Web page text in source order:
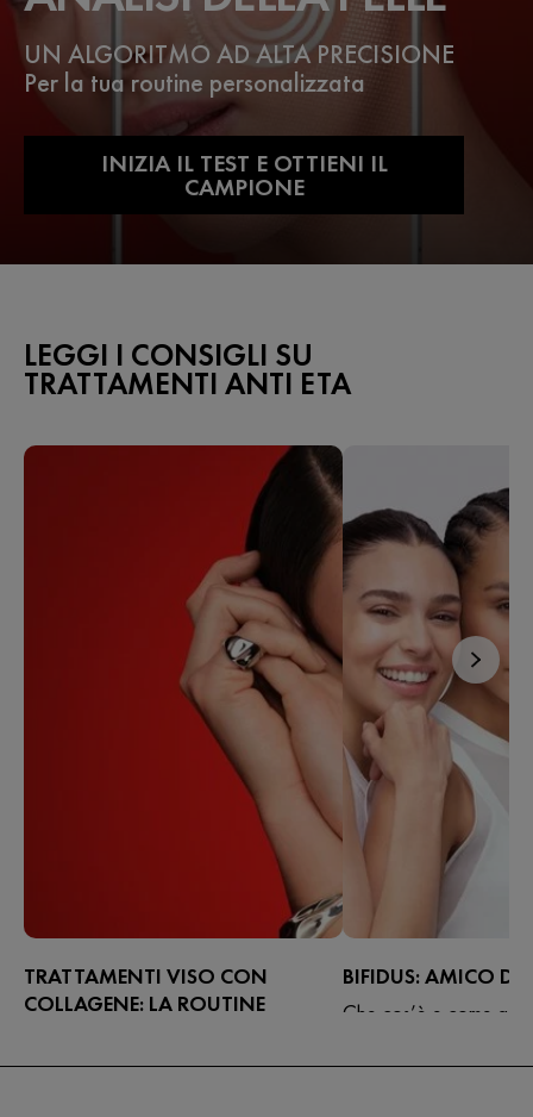
UN ALGORITMO AD ALTA PRECISIONE
Per la tua routine personalizzata
INIZIA IL TEST E OTTIENI IL
CAMPIONE
LEGGI I CONSIGLI SU
TRATTAMENTI ANTI ETA
TRATTAMENTI VISO CON
COLLAGENE: LA ROUTINE
Il collagene è la chiave di una pelle
BIFIDUS: AMICO
Che cos’è e come
“amica” dell’intestino